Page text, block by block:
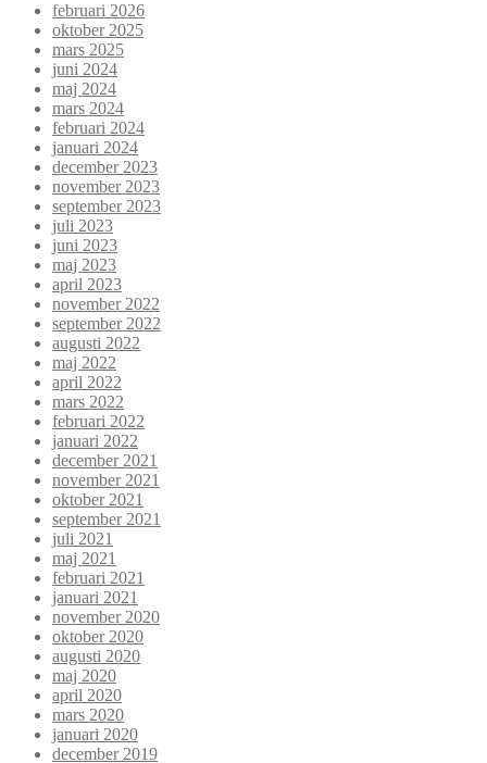
februari 2026
oktober 2025
mars 2025
juni 2024
maj 2024
mars 2024
februari 2024
januari 2024
december 2023
november 2023
september 2023
juli 2023
juni 2023
maj 2023
april 2023
november 2022
september 2022
augusti 2022
maj 2022
april 2022
mars 2022
februari 2022
januari 2022
december 2021
november 2021
oktober 2021
september 2021
juli 2021
maj 2021
februari 2021
januari 2021
november 2020
oktober 2020
augusti 2020
maj 2020
april 2020
mars 2020
januari 2020
december 2019